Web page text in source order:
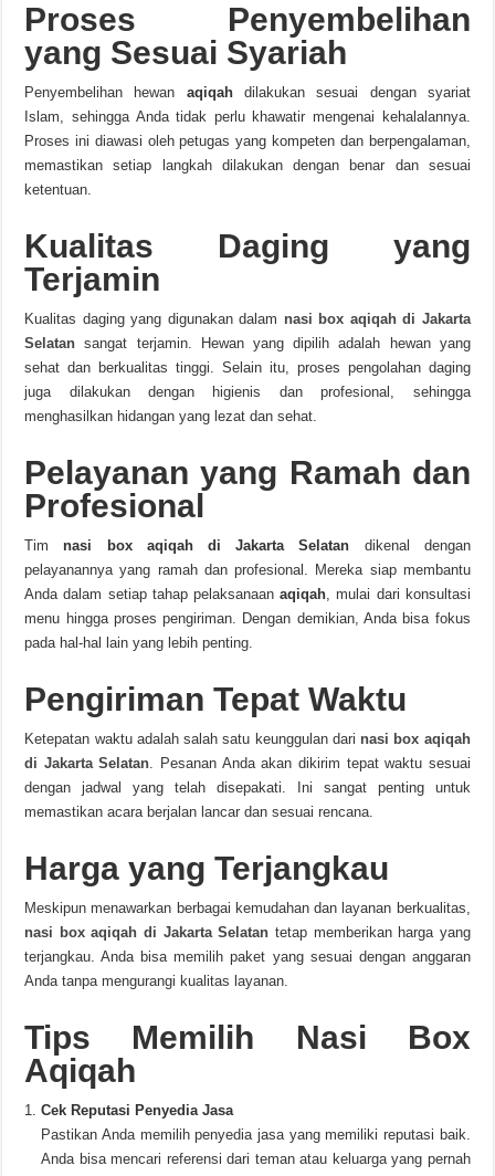
Proses Penyembelihan
yang Sesuai Syariah
Penyembelihan hewan aqiqahdilakukan sesuai dengan syariat
Islam, sehingga Anda tidak perlu khawatir mengenai kehalalannya.
Proses ini diawasi oleh petugas yang kompeten dan berpengalaman,
memastikan setiap langkah dilakukan dengan benar dan sesuai
ketentuan.
Kualitas Daging yang
Terjamin
Kualitas daging yang digunakan dalam nasi box aqiqah di Jakarta
Selatan sangat terjamin. Hewan yang dipilih adalah hewan yang
sehat dan berkualitas tinggi. Selain itu, proses pengolahan daging
juga dilakukan dengan higienis dan profesional, sehingga
menghasilkan hidangan yang lezat dan sehat.
Pelayanan yang Ramah dan
Profesional
Timnasi box aqiqah di Jakarta Selatan dikenal dengan
pelayanannya yang ramah dan profesional. Mereka siap membantu
Anda dalam setiap tahap pelaksanaanaqiqah, mulai dari konsultasi
menu hingga proses pengiriman. Dengan demikian, Anda bisa fokus
pada hal-hal lain yang lebih penting.
Pengiriman Tepat Waktu
Ketepatan waktu adalah salah satu keunggulan dari nasi box aqiqah
di Jakarta Selatan. Pesanan Anda akan dikirim tepat waktu sesuai
dengan jadwal yang telah disepakati. Ini sangat penting untuk
memastikan acara berjalan lancar dan sesuai rencana.
Harga yang Terjangkau
Meskipun menawarkan berbagai kemudahan dan layanan berkualitas,
nasi box aqiqah di Jakarta Selatan tetap memberikan harga yang
terjangkau. Anda bisa memilih paket yang sesuai dengan anggaran
Anda tanpa mengurangi kualitas layanan.
Tips Memilih Nasi Box
Aqiqah
Cek Reputasi Penyedia Jasa
Pastikan Anda memilih penyedia jasa yang memiliki reputasi baik.
Anda bisa mencari referensi dari teman atau keluarga yang pernah